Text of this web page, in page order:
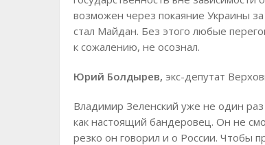
возможен через покаяние Украины
стал Майдан. Без этого любые
к сожалению, не осознал.
Юрий Болдырев, экс-депутат
Владимир Зеленский уже не один раз
как настоящий бандеровец. Он не
резко он говорил и о России. Чтобы